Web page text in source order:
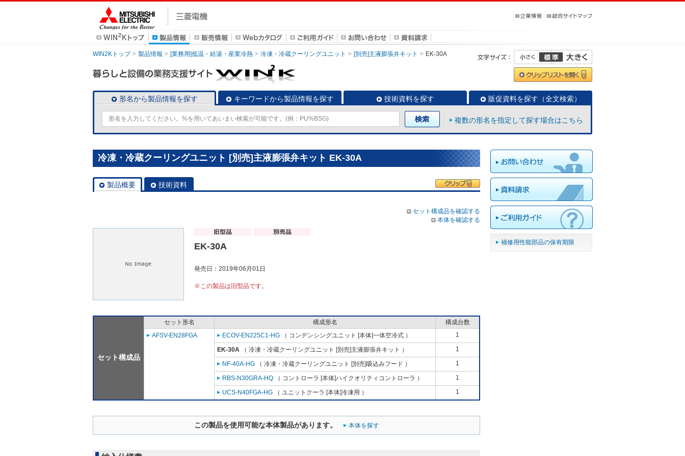
WIN2Kトップ 製品情報 [業務用]低温・給湯・産業冷熱 冷凍・冷蔵クーリングユニット [別売]主液膨張弁キット EK-30A
形名から製品情報を探す キーワードから製品情報を探す 技術資料を探す 販促資料を探す（全文検索）
複数の形名を指定して探す場合はこちら
冷凍・冷蔵クーリングユニット [別売]主液膨張弁キット EK-30A
製品概要 技術資料
セット構成品を確認する
本体を確認する
EK-30A
発売日：2019年06月01日
※この製品は旧型品です。
セット構成品
セット形名 構成形名
構成台数
AFSV-EN28FGA
ECOV-EN225C1-HG （ コンデンシングユニット [本体]一体空冷式 ） 1
EK-30A （ 冷凍・冷蔵クーリングユニット [別売]主液膨張弁キット ） 1
NF-40A-HG （ 冷凍・冷蔵クーリングユニット [別売]吸込みフード ） 1
RBS-N30GRA-HQ （ コントローラ [本体]ハイクオリティコントローラ ） 1
UCS-N40FGA-HG （ ユニットクーラ [本体]冷凍用 ） 1
この製品を使用可能な本体製品があります。 本体を探す
補修用性能部品の保有期限